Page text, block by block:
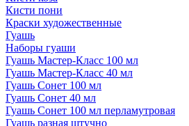
Кисти пони
Краски художественные
Гуашь
Наборы гуаши
Гуашь Мастер-Класс 100 мл
Гуашь Мастер-Класс 40 мл
Гуашь Сонет 100 мл
Гуашь Сонет 40 мл
Гуашь Сонет 100 мл перламутровая
Гуашь разная штучно